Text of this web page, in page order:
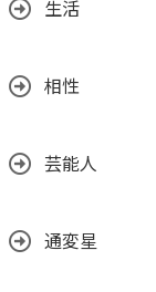
生活
相性
芸能人
通変星